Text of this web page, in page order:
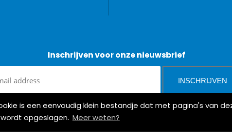
is een eenvoudig klein bestandje dat met pagina's van
opgeslagen. Meer weten?
Inschrijven voor onze nieuwsbrief